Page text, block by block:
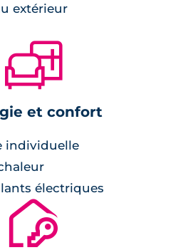
extérieur
🛋
et confort
individuelle
électriques
🔐